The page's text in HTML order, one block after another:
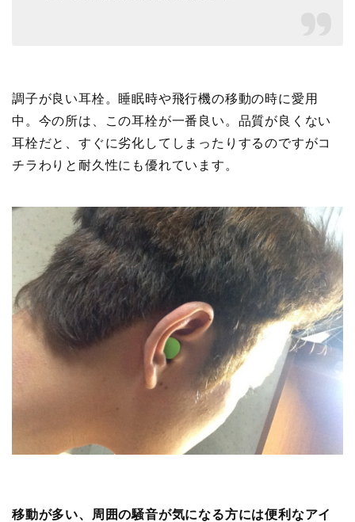
調子が良い耳栓。睡眠時や飛行機の移動の時に愛用
中。今の所は、この耳栓が一番良い。品質が良くない
耳栓だと、すぐに劣化してしまったりするのですがコ
チラわりと耐久性にも優れています。
移動が多い、周囲の騒音が気になる方には便利なアイ